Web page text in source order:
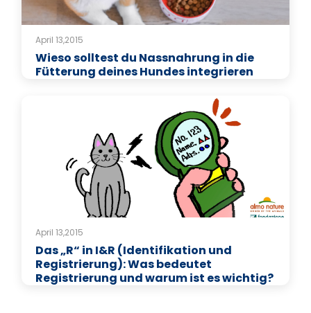
April 13,2015
Wieso solltest du Nassnahrung in die
Fütterung deines Hundes integrieren
April 13,2015
Das „R“ in I&R (Identifikation und
Registrierung): Was bedeutet
Registrierung und warum ist es wichtig?